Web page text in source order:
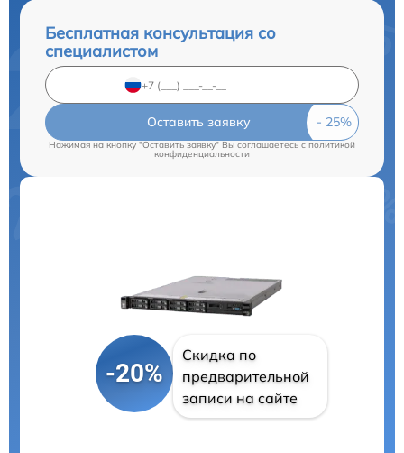
Бесплатная консультация со
специалистом
Оставить заявку
Нажимая на кнопку "Оставить заявку" Вы соглашаетесь c политикой
конфиденциальности
-20%
Скидка по
предварительной
записи на сайте